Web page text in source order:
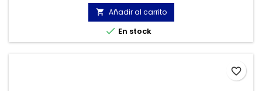
 Añadir al carrito
 En stock
favorite_border